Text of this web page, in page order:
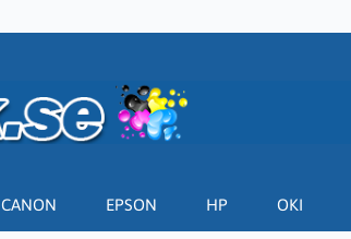
CANON EPSON HP OKI